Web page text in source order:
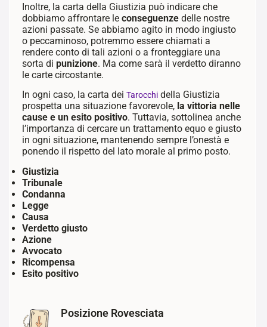
Inoltre, la carta della Giustizia può indicare che
dobbiamo affrontare le conseguenzedelle nostre
azioni passate. Se abbiamo agito in modo ingiusto
o peccaminoso, potremmo essere chiamati a
rendere conto di tali azioni o a fronteggiare una
sorta di punizione. Ma come sarà il verdetto diranno
le carte circostante.
In ogni caso, la carta dei Tarocchidella Giustizia
prospetta una situazione favorevole, la vittoria nelle
cause e un esito positivo. Tuttavia, sottolinea anche
l’importanza di cercare un trattamento equo e giusto
in ogni situazione, mantenendo sempre l’onestà e
ponendo il rispetto del lato morale al primo posto.
Giustizia
Tribunale
Condanna
Legge
Causa
Verdetto giusto
Azione
Avvocato
Ricompensa
Esito positivo
Posizione Rovesciata